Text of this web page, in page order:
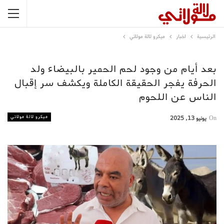
الرئيسية اخبار ميكرو لالة مولاتي
بعد أيام من وجود لحم الحمير بالبيضاء ولد
الحرفة يفجر الحقيقة الكاملة ويكشف سر إقبال
الناس عن اللحوم
ميكرو لالة مولاتي On يونيو 13, 2025